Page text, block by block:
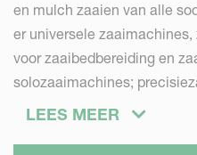
en mulch zaaien van alle
er universele
voor zaaibedbereiding en
solozaaimachines;
suikerbieten, groenten en
LEES MEER